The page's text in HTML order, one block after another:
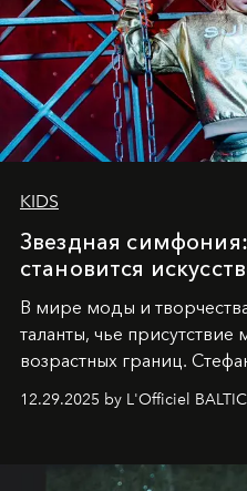
KIDS
Звездная
становится
В мире моды и
таланты, чье
возрастных границ.
десятилетняя
харизмы, чье имя уже
2025
и LUXIA June 2025,
12.29.2025 by L'Officiel BALTIC